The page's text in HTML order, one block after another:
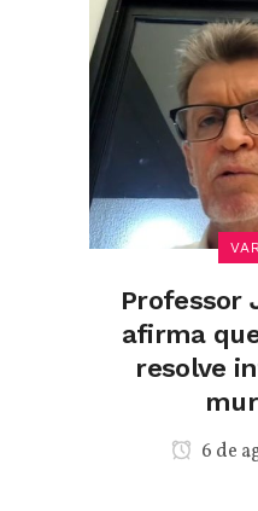
Professor
afirma
resolve
6 de